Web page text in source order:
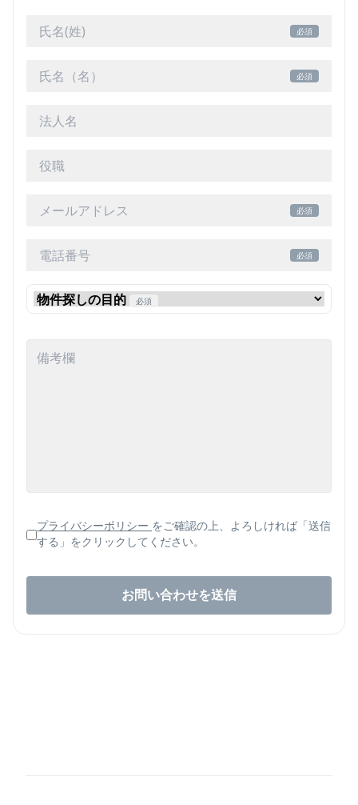
必須
必須
必須
必須
必須
プライバシーポリシー をご確認の上、よろしければ「送信
する」をクリックしてください。
お問い合わせを送信